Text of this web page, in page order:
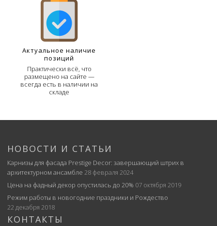
Актуальное наличие
позиций
Практически всё, что
размещено на сайте —
всегда есть в наличии на
складе
НОВОСТИ И СТАТЬИ
Карнизы для фасада Prestige Decor: завершающий штрих в
архитектурном ансамбле 28 февраля 2024
Цена на фадный декор опустилась до 20% 07 октября 2019
Режим работы в новогодние праздники и Рождество
22 декабря 2018
КОНТАКТЫ